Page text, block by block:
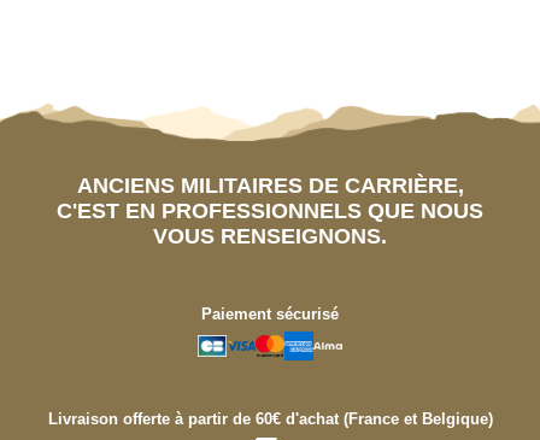
ANCIENS MILITAIRES DE CARRIÈRE,
C'EST EN PROFESSIONNELS QUE NOUS
VOUS RENSEIGNONS.
Paiement sécurisé
Livraison offerte à partir de 60€ d'achat (France et Belgique)